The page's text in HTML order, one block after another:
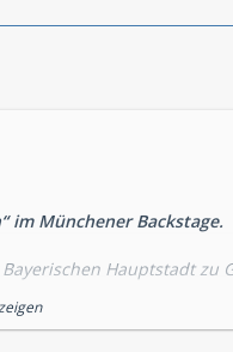
im Münchener Backstage.
Hauptstadt